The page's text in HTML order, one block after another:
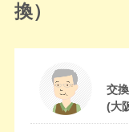
換）
交
(大